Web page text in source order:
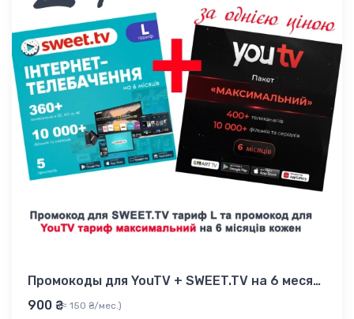
Промокоды для YouTV + SWEET.TV на 6 месяцев
900 ₴ (≈ 150 ₴/мес.)